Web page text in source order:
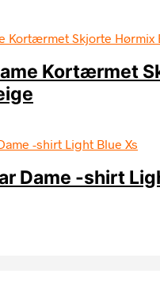
Kortærmet
Dame -shirt